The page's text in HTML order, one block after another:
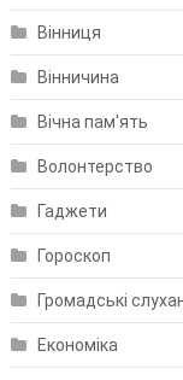
Вінниця
Вінничина
Вічна пам'ять
Волонтерство
Гаджети
Гороскоп
Громадські
Економіка